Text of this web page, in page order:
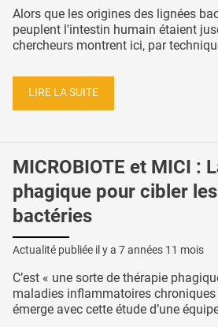
Alors que les origines des lignées
peuplent l'intestin humain étaient
chercheurs montrent ici, par
LIRE LA SUITE
MICROBIOTE et MICI :
phagique pour cibler
bactéries
Actualité publiée il y a 7 années 11 mois
C’est « une sorte de thérapie
maladies inflammatoires chroniques
émerge avec cette étude d’une